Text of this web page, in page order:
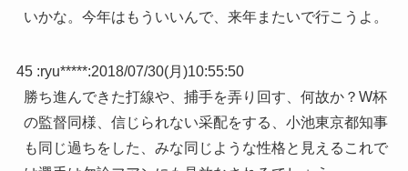
いかな。今年はもういいんで、来年またいで行こうよ。
45 :ryu*****:2018/07/30(月)10:55:50
勝ち進んできた打線や、捕手を弄り回す、何故か？W杯
の監督同様、信じられない采配をする、小池東京都知事
も同じ過ちをした、みな同じような性格と見えるこれで